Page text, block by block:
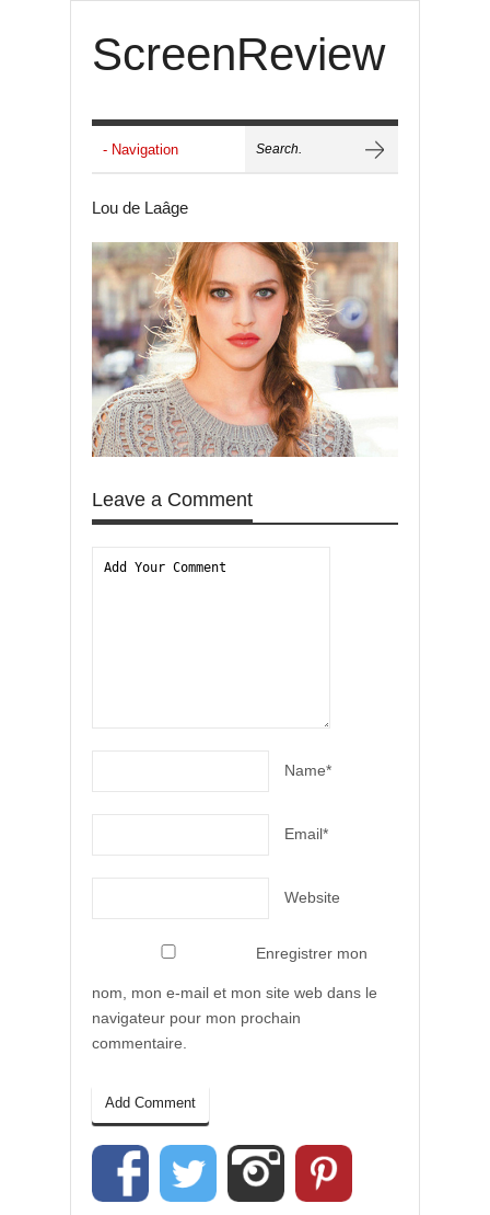
ScreenReview
Lou de Laâge
Leave a Comment
Name*
Email*
Website
Enregistrer mon
nom, mon e-mail et mon site web dans le
navigateur pour mon prochain
commentaire.